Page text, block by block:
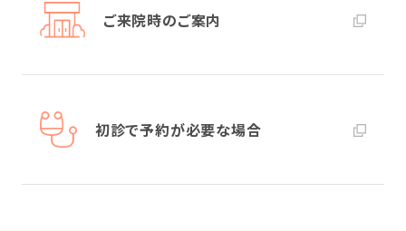
ご来院時のご案内
初診で予約が必要な場合